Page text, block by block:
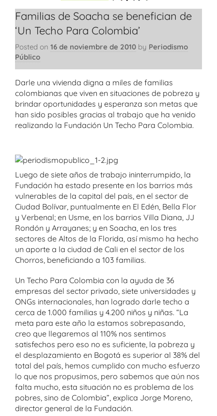
Familias de Soacha se benefician de
‘Un Techo Para Colombia’
Posted on 16 de noviembre de 2010 by Periodismo
Público
Darle una vivienda digna a miles de familias
colombianas que viven en situaciones de pobreza y
brindar oportunidades y esperanza son metas que
han sido posibles gracias al trabajo que ha venido
realizando la Fundación Un Techo Para Colombia.
Luego de siete años de trabajo ininterrumpido, la
Fundación ha estado presente en los barrios más
vulnerables de la capital del país, en el sector de
Ciudad Bolívar, puntualmente en El Edén, Bella Flor
y Verbenal; en Usme, en los barrios Villa Diana, JJ
Rondón y Arrayanes; y en Soacha, en los tres
sectores de Altos de la Florida, así mismo ha hecho
un aporte a la ciudad de Cali en el sector de los
Chorros, beneficiando a 103 familias.
Un Techo Para Colombia con la ayuda de 36
empresas del sector privado, siete universidades y
ONGs internacionales, han logrado darle techo a
cerca de 1.000 familias y 4.200 niños y niñas. “La
meta para este año la estamos sobrepasando,
creo que llegaremos al 110% nos sentimos
satisfechos pero eso no es suficiente, la pobreza y
el desplazamiento en Bogotá es superior al 38% del
total del país, hemos cumplido con mucho esfuerzo
lo que nos propusimos, pero sabemos que aún nos
falta mucho, esta situación no es problema de los
pobres, sino de Colombia”, explica Jorge Moreno,
director general de la Fundación.